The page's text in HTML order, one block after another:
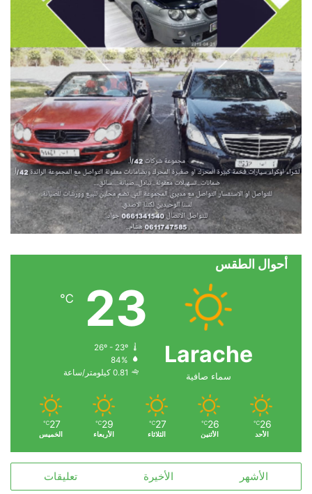
أحوال الطقس
Larache
سماء صافية
23
℃
26º - 23º
84%
0.81 كيلومتر/ساعة
26
℃
الأحد
26
℃
الأثنين
27
℃
الثلاثاء
29
℃
الأربعاء
27
℃
الخميس
الأشهر الأخيرة تعليقات